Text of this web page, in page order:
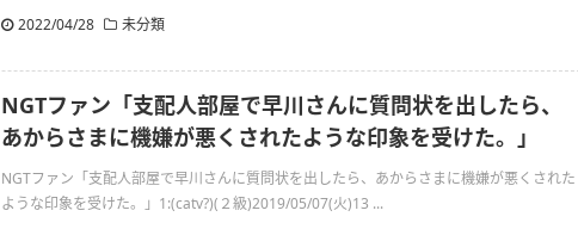
2022/04/28
未分類
NGTファン「支配人部屋で早川さんに質問状を出したら、
あからさまに機嫌が悪くされたような印象を受けた。」
NGTファン「支配人部屋で早川さんに質問状を出したら、あからさまに機嫌が悪くされた
ような印象を受けた。」1:(catv?)(２級)2019/05/07(火)13 ...